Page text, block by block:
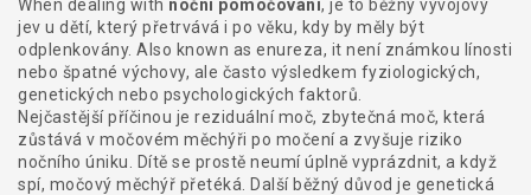
When dealing with noční pomočování, je to běžný vývojový
jev u dětí, který přetrvává i po věku, kdy by měly být
odplenkovány. Also known as enureza, it není známkou línosti
nebo špatné výchovy, ale často výsledkem fyziologických,
genetických nebo psychologických faktorů
Nejčastější příčinou je reziduální moč, zbytečná moč, která
zůstává v močovém měchýři po močení a zvyšuje riziko
nočního úniku . Dítě se prostě neumí úplně vyprázdnit, a když
spí, močový měchýř přetéká. Další běžný důvod je genetická